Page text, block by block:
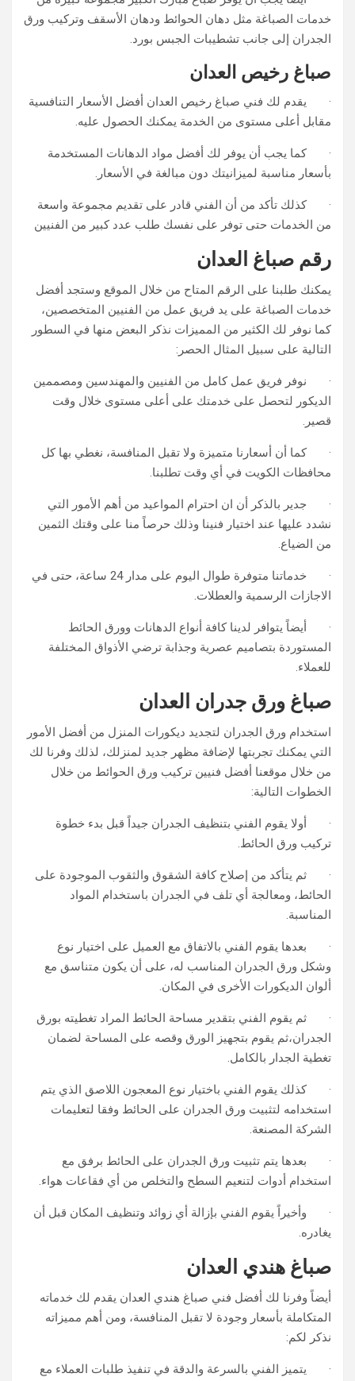
خدمات الصباغة مثل دهان الحوائط ودهان الأسقف وتركيب ورق
الجدران إلى جانب تشطيبات الجبس بورد.
صباغ رخيص العدان
· يقدم لك فني صباغ رخيص العدان أفضل الأسعار التنافسية
مقابل أعلى مستوى من الخدمة يمكنك الحصول عليه.
· كما يجب أن يوفر لك أفضل مواد الدهانات المستخدمة
بأسعار مناسبة لميزانيتك دون مبالغة في الأسعار.
· كذلك تأكد من أن الفني قادر على تقديم مجموعة واسعة
من الخدمات حتى توفر على نفسك طلب عدد كبير من الفنيين
رقم صباغ العدان
يمكنك طلبنا على الرقم المتاح من خلال الموقع وستجد أفضل
خدمات الصباغة على يد فريق عمل من الفنيين المتخصصين،
كما نوفر لك الكثير من المميزات نذكر البعض منها في السطور
التالية على سبيل المثال الحصر:
· نوفر فريق عمل كامل من الفنيين والمهندسين ومصممين
الديكور لتحصل على خدمتك على أعلى مستوى خلال وقت
قصير.
· كما أن أسعارنا متميزة ولا تقبل المنافسة، نغطي بها كل
محافظات الكويت في أي وقت تطلبنا.
· جدير بالذكر أن ان احترام المواعيد من أهم الأمور التي
نشدد عليها عند اختيار فنينا وذلك حرصاً منا على وقتك الثمين
من الضياع.
· خدماتنا متوفرة طوال اليوم على مدار 24 ساعة، حتى في
الاجازات الرسمية والعطلات.
· أيضاً يتوافر لدينا كافة أنواع الدهانات وورق الحائط
المستوردة بتصاميم عصرية وجذابة ترضي الأذواق المختلفة
للعملاء.
صباغ ورق جدران العدان
استخدام ورق الجدران لتجديد ديكورات المنزل من أفضل الأمور
التي يمكنك تجربتها لإضافة مظهر جديد لمنزلك، لذلك وفرنا لك
من خلال موقعنا أفضل فنيين تركيب ورق الحوائط من خلال
الخطوات التالية:
· أولا يقوم الفني بتنظيف الجدران جيداً قبل بدء خطوة
تركيب ورق الحائط.
· ثم يتأكد من إصلاح كافة الشقوق والثقوب الموجودة على
الحائط، ومعالجة أي تلف في الجدران باستخدام المواد
المناسبة.
· بعدها يقوم الفني بالاتفاق مع العميل على اختيار نوع
وشكل ورق الجدران المناسب له، على أن يكون متناسق مع
ألوان الديكورات الأخرى في المكان.
· ثم يقوم الفني بتقدير مساحة الحائط المراد تغطيته بورق
الجدران،ثم يقوم بتجهيز الورق وقصه على المساحة لضمان
تغطية الجدار بالكامل.
· كذلك يقوم الفني باختيار نوع المعجون اللاصق الذي يتم
استخدامه لتثبيت ورق الجدران على الحائط وفقا لتعليمات
الشركة المصنعة.
· بعدها يتم تثبيت ورق الجدران على الحائط برفق مع
استخدام أدوات لتنعيم السطح والتخلص من أي فقاعات هواء.
· وأخيراً يقوم الفني بإزالة أي زوائد وتنظيف المكان قبل أن
يغادره.
صباغ هندي العدان
أيضاً وفرنا لك أفضل فني صباغ هندي العدان يقدم لك خدماته
المتكاملة بأسعار وجودة لا تقبل المنافسة، ومن أهم مميزاته
نذكر لكم:
· يتميز الفني بالسرعة والدقة في تنفيذ طلبات العملاء مع